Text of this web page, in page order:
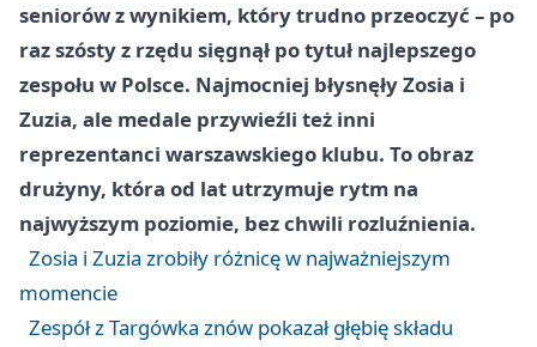
seniorów z wynikiem, który trudno przeoczyć – po
raz szósty z rzędu sięgnął po tytuł najlepszego
zespołu w Polsce. Najmocniej błysnęły Zosia i
Zuzia, ale medale przywieźli też inni
reprezentanci warszawskiego klubu. To obraz
drużyny, która od lat utrzymuje rytm na
najwyższym poziomie, bez chwili rozluźnienia.
Zosia i Zuzia zrobiły różnicę w najważniejszym
momencie
Zespół z Targówka znów pokazał głębię składu